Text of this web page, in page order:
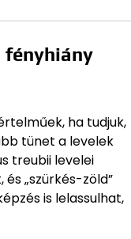
fényhiány
ha tudjuk,
tünet a levelek
treubii levelei
„szürkés-zöld”
is lelassulhat,